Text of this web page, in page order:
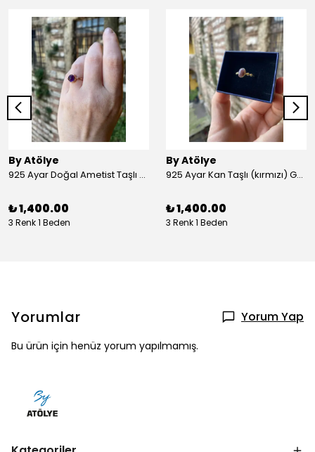
By Atölye
925 Ayar Doğal Ametist Taşlı Yuvarlak Gümüş Yüzük
₺ 1,400.00
3 Renk 1 Beden
By Atölye
925 Ayar Kan Taşlı (kırmızı) Gümüş Yüzük
₺ 1,400.00
3 Renk 1 Beden
Yorumlar Yorum Yap
Bu ürün için henüz yorum yapılmamış.